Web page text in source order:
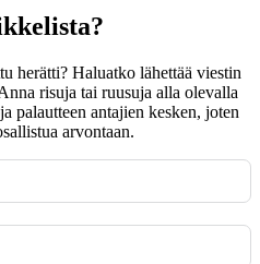
herätti? Haluatko lähettää viestin
risuja tai ruusuja alla olevalla
palautteen antajien kesken, joten
arvontaan.